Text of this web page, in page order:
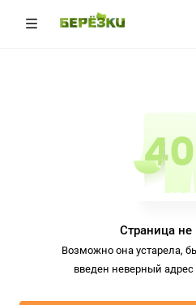
Страница не
Возможно она устарела,
введен неверный адрес